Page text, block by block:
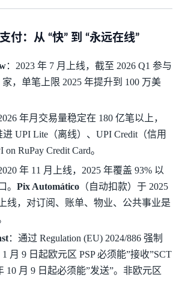
付：从 “快” 到 “永远在线”
：2023 年 7 月上线，截至 2026 Q1 参与
家，单笔上限 2025 年提升到 100 万美
年月交易量稳定在 180 亿笔以上，
UPI Lite（离线）、UPI Credit（信用
RuPay Credit Card。
年 11 月上线，2025 年覆盖 93% 以
。Pix Automático （自动扣款）于 2025
线，对订阅、账单、物业、公共事业是
：通过 Regulation (EU) 2024/886 强制
月 9 日起欧元区 PSP 必须能”接收”SCT
10 月 9 日起必须能”发送”。非欧元区